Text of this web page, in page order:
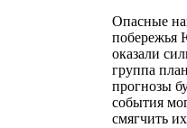
Опасные
побережья
оказали
группа
прогнозы
события
смягчить